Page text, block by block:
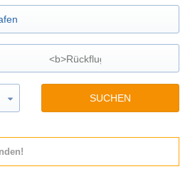
SUCHEN